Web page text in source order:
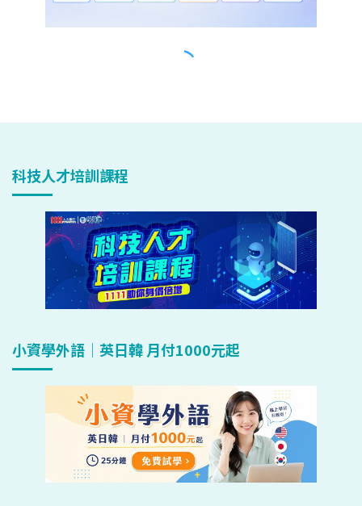
科技人才培訓課程
小資學外語｜英日韓 月付1000元起